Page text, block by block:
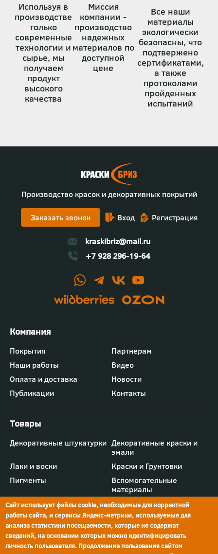
Используя в
производстве
только
современные
технологии и
сырье, мы
получаем
продукт
высокого
качества
Миссия
компании -
производство
надежных
материалов по
доступной
цене
Все наши
материалы
экологически
безопасны, что
подтвержено
сертификатами,
а также
протоколами
пройденных
испытаний
Производство красок и декоративных покрытий
Заказать звонок Вход Регистрация
kraskibriz@mail.ru
+7 928 296-19-64
г.Ростов-на-Дону,
ул.Мечникова, д.134
просп. Шолохова, 211/4,
Ростов-на-Дону
Футер
-
меню
"Компания"
Покрытия
Партнерам
Наши работы
Видео
Оплата и доставка
Новости
Публикации
Контакты
Футер
-
меню
"Товары"
Декоративные штукатурки Декоративные краски и
эмали
Лаки и воски
Краски и Грунтовки
Пигменты
Вспомогательные
материалы
Сайт использует файлы cookie, необходимые для корректной
работы сайта, и сервисы Яндекс-метрики, используемые для
анализа статистики посещаемости, которые не содержат
сведений, на основании которых можно идентифицировать
личность пользователя. Продолжение пользования сайтом